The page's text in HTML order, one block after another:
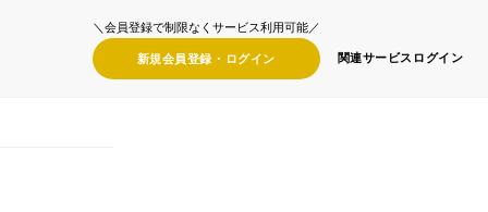
＼会員登録で制限なくサービス利用可能／
新規会員登録・ログイン 関連サービス ログイン